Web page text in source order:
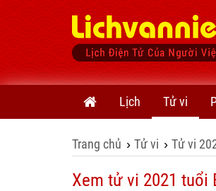
Lịch Tử vi
Trang chủ › Tử vi › Tử vi
Xem tử vi 2021 tuổi